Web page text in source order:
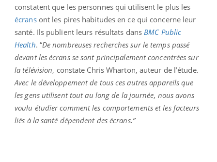
constatent que les personnes qui utilisent le plus les
écransont les pires habitudes en ce qui concerne leur
santé. Ils publient leurs résultats dansBMC Public
Health. “De nombreuses recherches sur le temps passé
devant les écrans se sont principalement concentrées sur
la télévision, constate Chris Wharton, auteur de l’étude.
Avec le développement de tous ces autres appareils que
les gens utilisent tout au long de la journée, nous avons
voulu étudier comment les comportements et les facteurs
liés à la santé dépendent des écrans.”